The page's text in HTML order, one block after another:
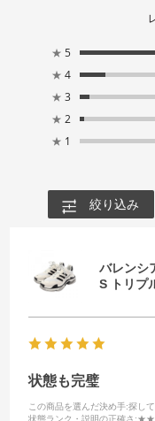
★ 5
★ 4
★ 3
★ 2
★ 1
絞り込み
バレンシ
S トリプ
状態も完璧
この商品を選んだ決め手:探し
状態ランク・説明の正確さ